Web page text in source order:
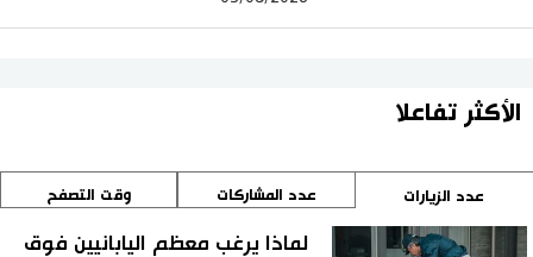
الأكثر تفاعلا
عدد الزيارات عدد المشاركات وقت التصفح
لماذا يرغب معظم اليابانيين فوق